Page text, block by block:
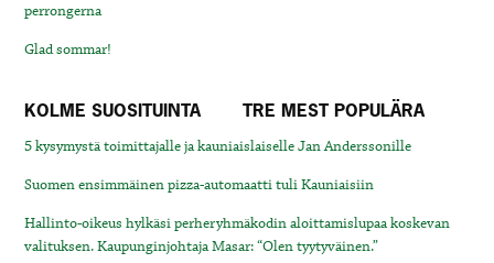
perrongerna
Glad sommar!
KOLME SUOSITUINTA TRE MEST POPULÄRA
5 kysymystä toimittajalle ja kauniaislaiselle Jan Anderssonille
Suomen ensimmäinen pizza-automaatti tuli Kauniaisiin
Hallinto-oikeus hylkäsi perheryhmäkodin aloittamislupaa koskevan
valituksen. Kaupunginjohtaja Masar: “Olen tyytyväinen.”